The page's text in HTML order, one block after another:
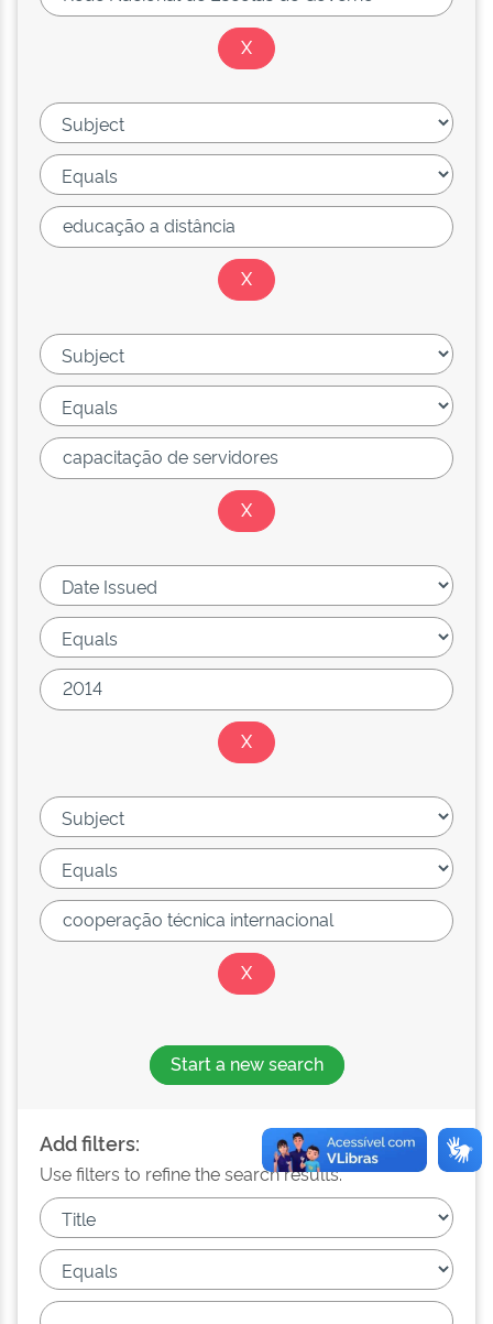
Start a new search
Add filters:
Use filters to refine the search results.